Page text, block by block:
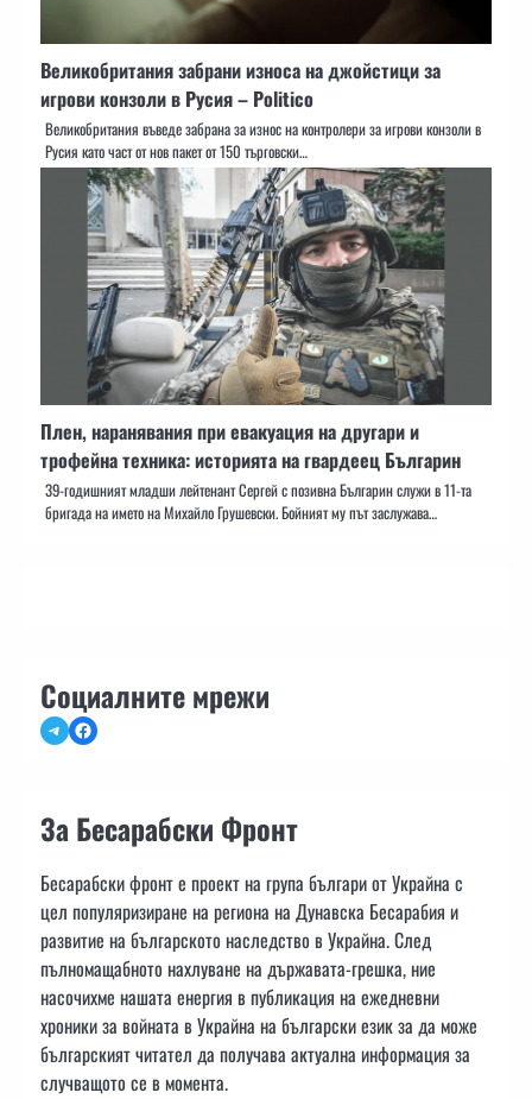
Великобритания забрани износа на джойстици за
игрови конзоли в Русия – Politico
Великобритания въведе забрана за износ на контролери за игрови конзоли в
Русия като част от нов пакет от 150 търговски…
Плен, наранявания при евакуация на другари и
трофейна техника: историята на гвардеец Българин
39-годишният младши лейтенант Сергей с позивна Българин служи в 11-та
бригада на името на Михайло Грушевски. Бойният му път заслужава…
Социалните мрежи
TelegramFacebook
За Бесарабски Фронт
Бесарабски фронт е проект на група българи от Украйна с
цел популяризиране на региона на Дунавска Бесарабия и
развитие на българското наследство в Украйна. След
пълномащабното нахлуване на държавата-грешка, ние
насочихме нашата енергия в публикация на ежедневни
хроники за войната в Украйна на български език за да може
българският читател да получава актуална информация за
случващото се в момента.